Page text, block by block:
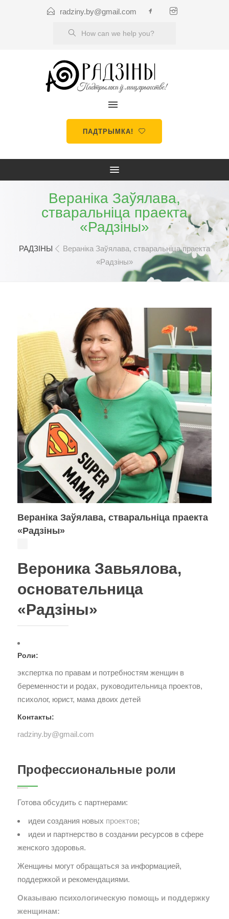
radziny.by@gmail.com
ПАДТРЫМКА!
Вераніка Заўялава,
стваральніца праекта
«Радзіны»
РАДЗІНЫ
Вераніка Заўялава, стваральніца праекта
«Радзіны»
Вераніка Заўялава, стваральніца праекта
«Радзіны»
Вероника Завьялова,
основательница
«Радзіны»
Роли:
экспертка по правам и потребностям женщин в
беременности и родах, руководительница проектов,
психолог, юрист, мама двоих детей
Контакты:
radziny.by@gmail.com
Профессиональные роли
Готова обсудить с партнерами:
идеи создания новых проектов;
идеи и партнерство в создании ресурсов в сфере
женского здоровья.
Женщины могут обращаться за информацией,
поддержкой и рекомендациями.
Оказываю психологическую помощь и поддержку
женщинам: